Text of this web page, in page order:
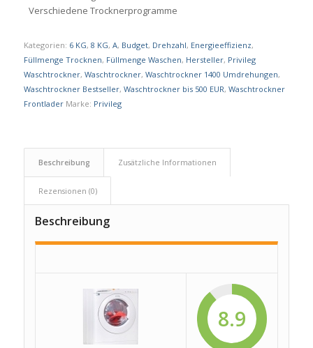
Verschiedene Trocknerprogramme
Kategorien: 6 KG, 8 KG, A, Budget, Drehzahl, Energieeffizienz,
Füllmenge Trocknen, Füllmenge Waschen, Hersteller, Privileg
Waschtrockner, Waschtrockner, Waschtrockner 1400 Umdrehungen,
Waschtrockner Bestseller, Waschtrockner bis 500 EUR, Waschtrockner
Frontlader Marke: Privileg
Beschreibung Zusätzliche Informationen
Rezensionen (0)
Beschreibung
8.9